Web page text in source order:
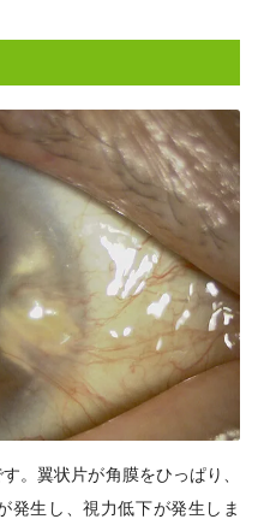
。翼状片が角膜をひっぱり、
発生し、視力低下が発生しま